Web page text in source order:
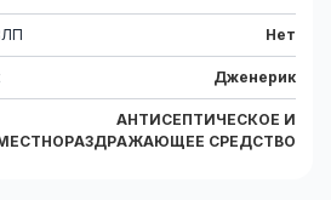
Нет
Дженерик
АНТИСЕПТИЧЕСКОЕ И
СРЕДСТВО